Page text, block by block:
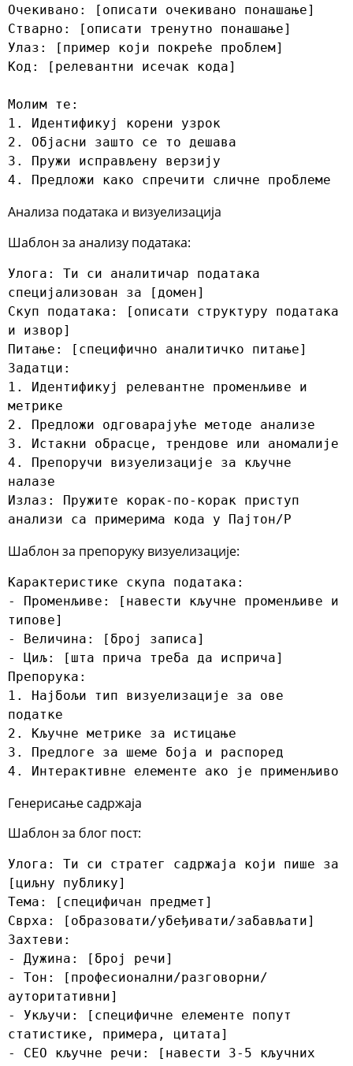
Очекивано: [описати очекивано понашање]
Стварно: [описати тренутно понашање]
Улаз: [пример који покреће проблем]
Код: [релевантни исечак кода]
Молим те:
1. Идентификуј корени узрок
2. Објасни зашто се то дешава
3. Пружи исправљену верзију
4. Предложи како спречити сличне проблеме
Анализа података и визуелизација
Шаблон за анализу података:
Улога: Ти си аналитичар података
специјализован за [домен]
Скуп података: [описати структуру података
и извор]
Питање: [специфично аналитичко питање]
Задатци:
1. Идентификуј релевантне променљиве и
метрике
2. Предложи одговарајуће методе анализе
3. Истакни обрасце, трендове или аномалије
4. Препоручи визуелизације за кључне
налазе
Излаз: Пружите корак-по-корак приступ
анализи са примерима кода у Пајтон/Р
Шаблон за препоруку визуелизације:
Карактеристике скупа података:
- Променљиве: [навести кључне променљиве и
типове]
- Величина: [број записа]
- Циљ: [шта прича треба да исприча]
Препорука:
1. Најбољи тип визуелизације за ове
податке
2. Кључне метрике за истицање
3. Предлоге за шеме боја и распоред
4. Интерактивне елементе ако је применљиво
Генерисање садржаја
Шаблон за блог пост:
Улога: Ти си стратег садржаја који пише за
[циљну публику]
Тема: [специфичан предмет]
Сврха: [образовати/убеђивати/забављати]
Захтеви:
- Дужина: [број речи]
- Тон: [професионални/разговорни/
ауторитативни]
- Укључи: [специфичне елементе попут
статистике, примера, цитата]
- СЕО кључне речи: [навести 3-5 кључних